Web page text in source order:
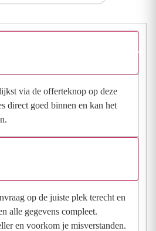
via de offerteknop op deze
direct goed binnen en kan het
op de juiste plek terecht en
alle gegevens compleet.
en voorkom je misverstanden.